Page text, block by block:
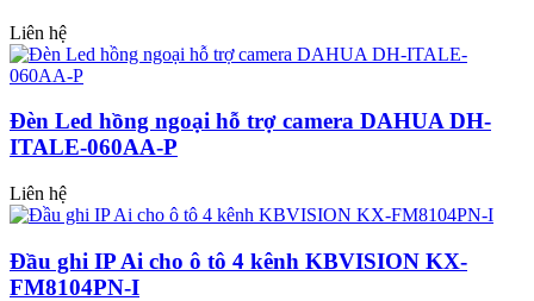
Liên hệ
Đèn Led hồng ngoại hỗ trợ camera DAHUA DH-
ITALE-060AA-P
Liên hệ
Đầu ghi IP Ai cho ô tô 4 kênh KBVISION KX-
FM8104PN-I